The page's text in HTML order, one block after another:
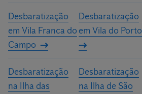
Desbaratização
em Vila Franca do
Campo
Desbaratização
em Vila do Porto
Desbaratização
na Ilha das
Desbaratização
na Ilha de São